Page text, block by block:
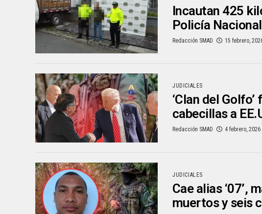
Incautan 425
Policía Nacional
Redacción SMAD 15 febrero,
JUDICIALES
‘Clan del
cabecillas a
Redacción SMAD 4 febrero, 2026
JUDICIALES
Cae alias ‘07’,
muertos y seis